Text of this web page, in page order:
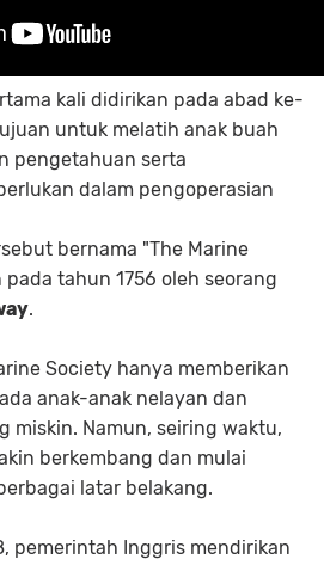
kali didirikan pada abad ke-
untuk melatih anak buah
pengetahuan serta
dalam pengoperasian
bernama "The Marine
tahun 1756 oleh seorang
.
Society hanya memberikan
anak-anak nelayan dan
miskin. Namun, seiring waktu,
berkembang dan mulai
latar belakang.
pemerintah Inggris mendirikan